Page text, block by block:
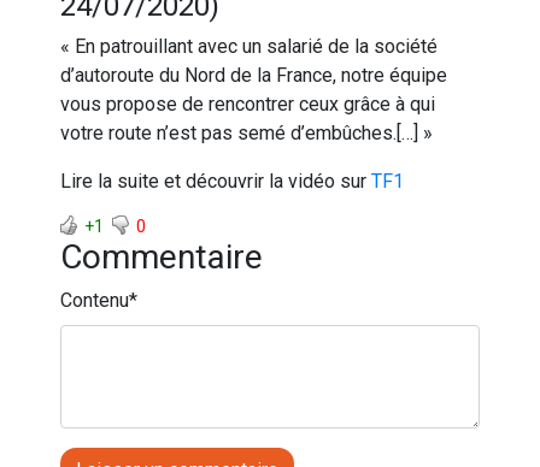
« En patrouillant avec un salarié de la société
d’autoroute du Nord de la France, notre équipe
vous propose de rencontrer ceux grâce à qui
votre route n’est pas semé d’embûches.[…] »
Lire la suite et découvrir la vidéo sur TF1
+1 0
Commentaire
Contenu*